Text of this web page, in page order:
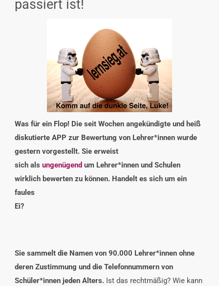
INTERESSENSVERTRETUNG
passiert ist!
Was für ein Flop! Die seit Wochen angekündigte und heiß
diskutierte APP zur Bewertung von Lehrer*innen wurde
gestern vorgestellt. Sie erweist
sich als ungenügend um Lehrer*innen und Schulen
wirklich bewerten zu können. Handelt es sich um ein
faules
Ei?
Sie sammelt die Namen von 90.000 Lehrer*innen ohne
deren Zustimmung und die Telefonnummern von
Schüler*innen jeden Alters. Ist das rechtmäßig? Wie kann